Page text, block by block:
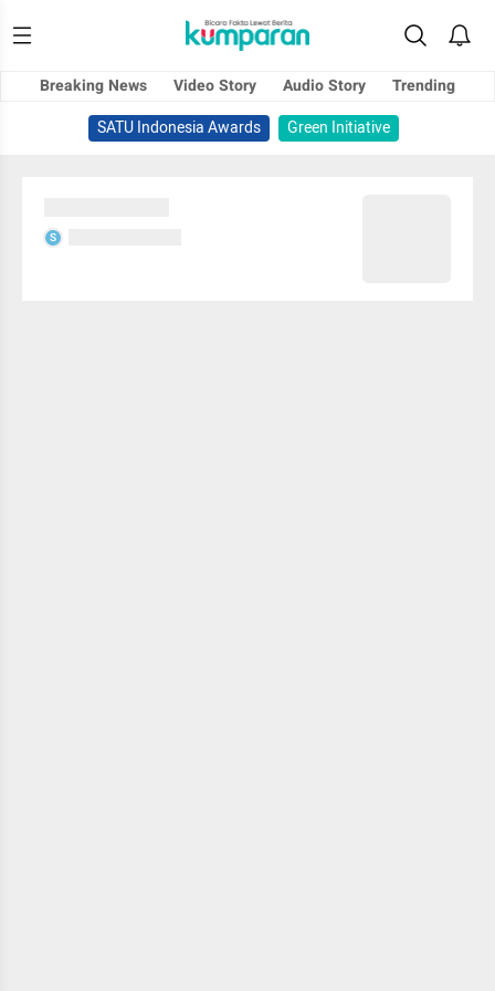
Breaking News Video Story Audio Story
Trending
SATU Indonesia Awards
Green Initiative
S